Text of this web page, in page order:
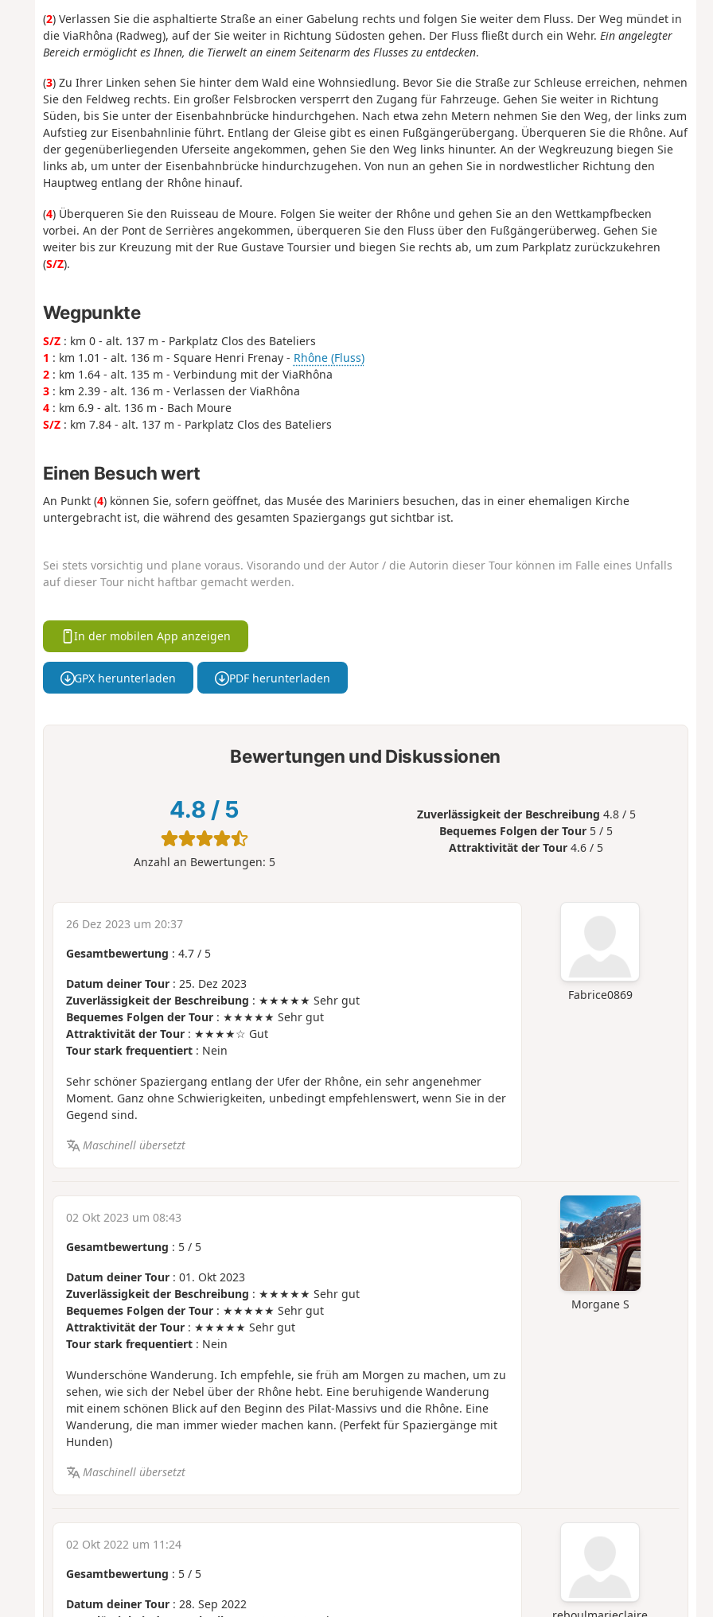
(2) Verlassen Sie die asphaltierte Straße an einer Gabelung rechts und folgen Sie weiter dem Fluss. Der Weg mündet in
die ViaRhôna (Radweg), auf der Sie weiter in Richtung Südosten gehen. Der Fluss fließt durch ein Wehr. Ein angelegter
Bereich ermöglicht es Ihnen, die Tierwelt an einem Seitenarm des Flusses zu entdecken.
(3) Zu Ihrer Linken sehen Sie hinter dem Wald eine Wohnsiedlung. Bevor Sie die Straße zur Schleuse erreichen, nehmen
Sie den Feldweg rechts. Ein großer Felsbrocken versperrt den Zugang für Fahrzeuge. Gehen Sie weiter in Richtung
Süden, bis Sie unter der Eisenbahnbrücke hindurchgehen. Nach etwa zehn Metern nehmen Sie den Weg, der links zum
Aufstieg zur Eisenbahnlinie führt. Entlang der Gleise gibt es einen Fußgängerübergang. Überqueren Sie die Rhône. Auf
der gegenüberliegenden Uferseite angekommen, gehen Sie den Weg links hinunter. An der Wegkreuzung biegen Sie
links ab, um unter der Eisenbahnbrücke hindurchzugehen. Von nun an gehen Sie in nordwestlicher Richtung den
Hauptweg entlang der Rhône hinauf.
(4) Überqueren Sie den Ruisseau de Moure. Folgen Sie weiter der Rhône und gehen Sie an den Wettkampfbecken
vorbei. An der Pont de Serrières angekommen, überqueren Sie den Fluss über den Fußgängerüberweg. Gehen Sie
weiter bis zur Kreuzung mit der Rue Gustave Toursier und biegen Sie rechts ab, um zum Parkplatz zurückzukehren
(S/Z).
Wegpunkte
S/Z: km 0 - alt. 137 m - Parkplatz Clos des Bateliers
1 : km 1.01 - alt. 136 m - Square Henri Frenay - Rhône (Fluss)
2: km 1.64 - alt. 135 m - Verbindung mit der ViaRhôna
3: km 2.39 - alt. 136 m - Verlassen der ViaRhôna
4: km 6.9 - alt. 136 m - Bach Moure
S/Z: km 7.84 - alt. 137 m - Parkplatz Clos des Bateliers
Einen Besuch wert
An Punkt (4) können Sie, sofern geöffnet, das Musée des Mariniers besuchen, das in einer ehemaligen Kirche
untergebracht ist, die während des gesamten Spaziergangs gut sichtbar ist.
Sei stets vorsichtig und plane voraus. Visorando und der Autor / die Autorin dieser Tour können im Falle eines Unfalls
auf dieser Tour nicht haftbar gemacht werden.
In der mobilen App anzeigen
GPX herunterladen PDF herunterladen
Bewertungen und Diskussionen
4.8 / 5
Anzahl an Bewertungen: 5
Zuverlässigkeit der Beschreibung 4.8 / 5
Bequemes Folgen der Tour 5 / 5
Attraktivität der Tour 4.6 / 5
Fabrice0869
26 Dez 2023 um 20:37
Gesamtbewertung : 4.7/ 5
Datum deiner Tour: 25. Dez 2023
Zuverlässigkeit der Beschreibung : ★★★★★ Sehr gut
Bequemes Folgen der Tour: ★★★★★ Sehr gut
Attraktivität der Tour: ★★★★☆ Gut
Tour stark frequentiert: Nein
Sehr schöner Spaziergang entlang der Ufer der Rhône, ein sehr angenehmer
Moment. Ganz ohne Schwierigkeiten, unbedingt empfehlenswert, wenn Sie in der
Gegend sind.
Maschinell übersetzt
Morgane S
02 Okt 2023 um 08:43
Gesamtbewertung : 5/ 5
Datum deiner Tour: 01. Okt 2023
Zuverlässigkeit der Beschreibung : ★★★★★ Sehr gut
Bequemes Folgen der Tour: ★★★★★ Sehr gut
Attraktivität der Tour: ★★★★★ Sehr gut
Tour stark frequentiert: Nein
Wunderschöne Wanderung. Ich empfehle, sie früh am Morgen zu machen, um zu
sehen, wie sich der Nebel über der Rhône hebt. Eine beruhigende Wanderung
mit einem schönen Blick auf den Beginn des Pilat-Massivs und die Rhône. Eine
Wanderung, die man immer wieder machen kann. (Perfekt für Spaziergänge mit
Hunden)
Maschinell übersetzt
02 Okt 2022 um 11:24
Gesamtbewertung : 5/ 5
Datum deiner Tour: 28. Sep 2022